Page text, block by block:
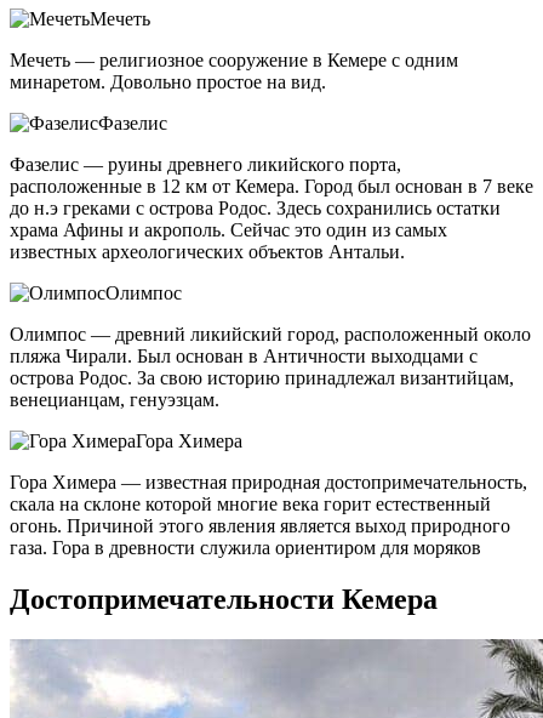
Мечеть
Мечеть — религиозное сооружение в Кемере с одним
минаретом. Довольно простое на вид.
Фазелис
Фазелис — руины древнего ликийского порта,
расположенные в 12 км от Кемера. Город был основан в 7 веке
до н.э греками с острова Родос. Здесь сохранились остатки
храма Афины и акрополь. Сейчас это один из самых
известных археологических объектов Антальи.
Олимпос
Олимпос — древний ликийский город, расположенный около
пляжа Чирали. Был основан в Античности выходцами с
острова Родос. За свою историю принадлежал византийцам,
венецианцам, генуэзцам.
Гора Химера
Гора Химера — известная природная достопримечательность,
скала на склоне которой многие века горит естественный
огонь. Причиной этого явления является выход природного
газа. Гора в древности служила ориентиром для моряков
Достопримечательности Кемера